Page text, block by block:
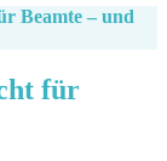
Beamte – und
für